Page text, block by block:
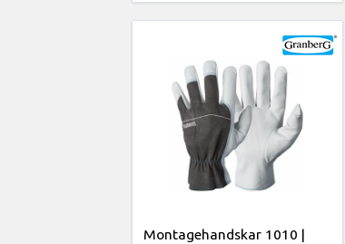
Montagehandskar 1010 |